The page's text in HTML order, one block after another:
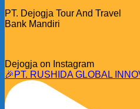
PT. Dejogja Tour And Travel
Bank Mandiri
Dejogja on Instagram
🎉PT. RUSHIDA GLOBAL